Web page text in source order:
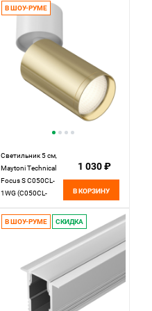
цена за метр,
отгружается по 5 м
В ШОУ-РУМЕ
Светильник 5 см,
Maytoni Technical
Focus S C050CL-
1WG (C050CL-
01G), белый-
золото
1 030 ₽
В КОРЗИНУ
В ШОУ-РУМЕ СКИДКА